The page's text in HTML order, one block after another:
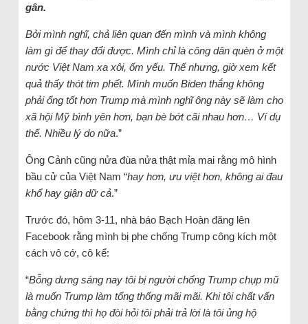
gân.
Bởi mình nghĩ, chả liên quan đến mình và mình không
làm gì để thay đổi được. Mình chỉ là công dân quèn ở một
nước Việt Nam xa xôi, ốm yếu. Thế nhưng, giờ xem kết
quả thấy thót tim phết. Mình muốn Biden thắng không
phải ổng tốt hơn Trump mà mình nghĩ ông này sẽ làm cho
xã hội Mỹ bình yên hơn, bạn bè bớt cãi nhau hơn… Ví dụ
thế. Nhiều lý do nữa.”
Ông Cảnh cũng nửa đùa nửa thật mỉa mai rằng mô hình
bầu cử của Việt Nam “hay hơn, ưu việt hơn, không ai đau
khổ hay giận dữ cả.”
Trước đó, hôm 3-11, nhà báo Bạch Hoàn đăng lên
Facebook rằng mình bị phe chống Trump công kích một
cách vô cớ, cô kể:
“Bỗng dưng sáng nay tôi bị người chống Trump chụp mũ
là muốn Trump làm tổng thống mãi mãi. Khi tôi chất vấn
bằng chứng thì họ đòi hỏi tôi phải trả lời là tôi ủng hộ